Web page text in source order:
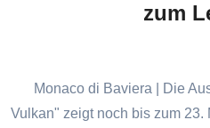
zum
Monaco di Baviera | Die
Vulkan" zeigt noch bis zum 23.